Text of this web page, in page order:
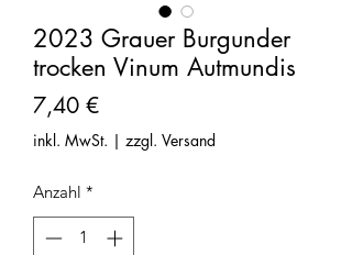
2023 Grauer Burgunder
trocken Vinum Autmundis
7,40 €Preis
inkl. MwSt. | zzgl. Versand
Anzahl *